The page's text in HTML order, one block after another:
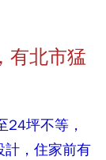
有北市猛
24坪不等，
計，住家前有